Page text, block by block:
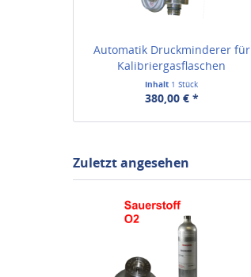
Automatik Druckminderer für
Kalibriergasflaschen
Inhalt 1 Stück
380,00 € *
Zuletzt angesehen